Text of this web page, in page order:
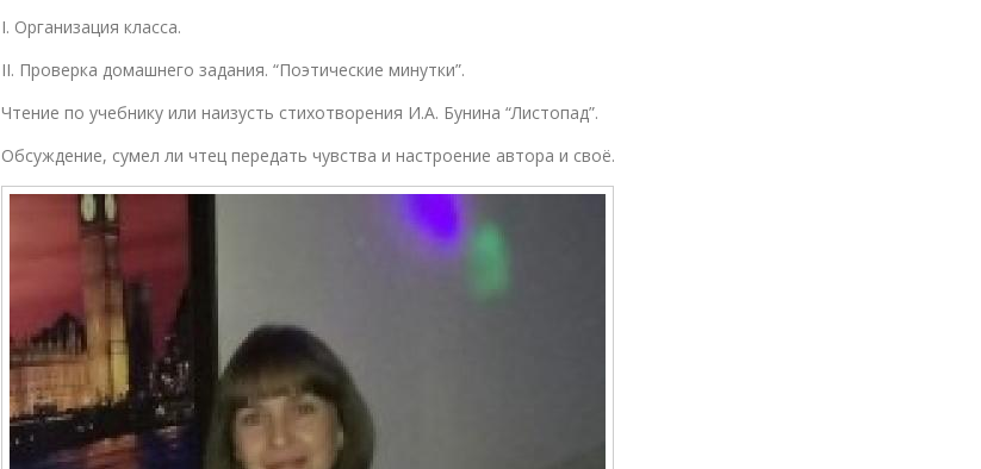
I. Организация класса.
II. Проверка домашнего задания. “Поэтические минутки”.
Чтение по учебнику или наизусть стихотворения И.А. Бунина “Листопад”.
Обсуждение, сумел ли чтец передать чувства и настроение автора и своё.